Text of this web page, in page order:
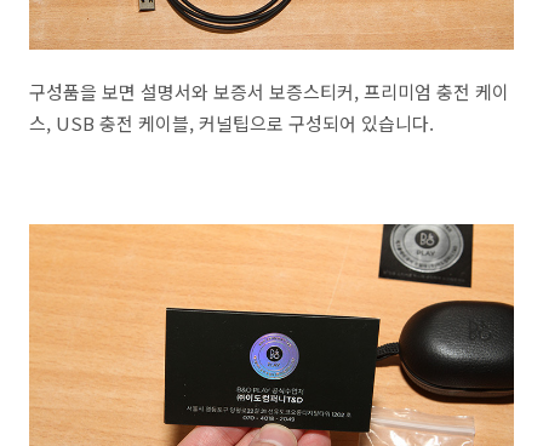
구성품을 보면 설명서와 보증서 보증스티커, 프리미엄 충전 케이
스, USB 충전 케이블, 커널팁으로 구성되어 있습니다.